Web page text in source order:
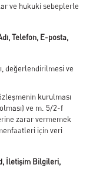
ve hukuki sebeplerle
Telefon, E-posta,
değerlendirilmesi ve
kurulması
ve m. 5/2-f
zarar vermemek
için veri
İletişim Bilgileri,